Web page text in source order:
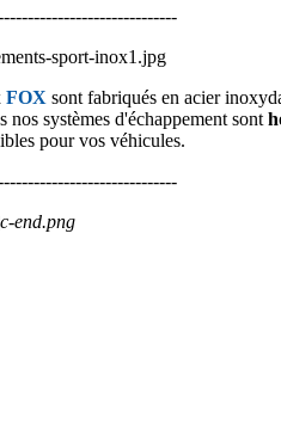
FOX sont fabriqués en acier
systèmes d'échappement sont
pour vos véhicules.